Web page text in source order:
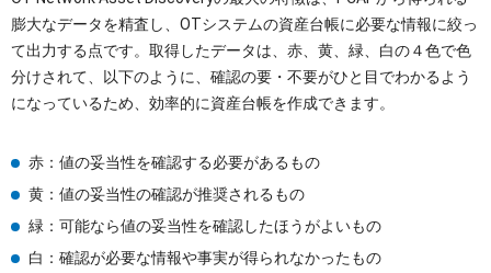
膨大なデータを精査し、OTシステムの資産台帳に必要な情報に絞っ
て出力する点です。取得したデータは、赤、黄、緑、白の４色で色
分けされて、以下のように、確認の要・不要がひと目でわかるよう
になっているため、効率的に資産台帳を作成できます。
赤：値の妥当性を確認する必要があるもの
黄：値の妥当性の確認が推奨されるもの
緑：可能なら値の妥当性を確認したほうがよいもの
白：確認が必要な情報や事実が得られなかったもの